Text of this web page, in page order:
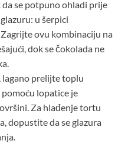
se potpuno ohladi prije
u šerpici
ovu kombinaciju na
dok se čokolada ne
lagano prelijte toplu
lopatice je
Za hlađenje tortu
dopustite da se glazura